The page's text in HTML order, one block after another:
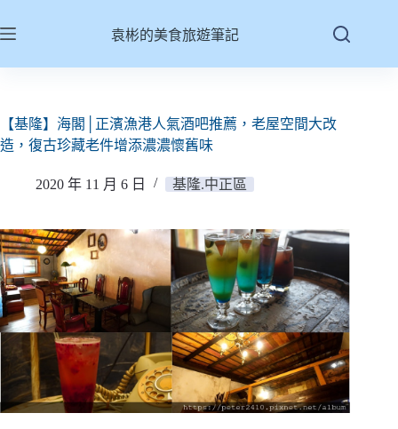
至
容
袁彬的美食旅遊筆記
【基隆】海閣│正濱漁港人氣酒吧推薦，老屋空間大改
造，復古珍藏老件增添濃濃懷舊味
2020 年 11 月 6 日 基隆.中正區